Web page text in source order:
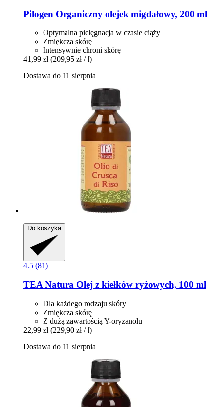
Pilogen Organiczny olejek migdałowy, 200 ml
Optymalna pielęgnacja w czasie ciąży
Zmiękcza skórę
Intensywnie chroni skórę
41,99 zł (209,95 zł / l)
Dostawa do 11 sierpnia
Do koszyka
4.5 (81)
TEA Natura Olej z kiełków ryżowych, 100 ml
Dla każdego rodzaju skóry
Zmiękcza skórę
Z dużą zawartością Y-oryzanolu
22,99 zł (229,90 zł / l)
Dostawa do 11 sierpnia